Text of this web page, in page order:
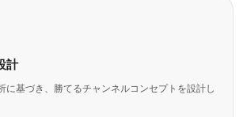
計
に基づき、勝てるチャンネルコンセプトを設計し